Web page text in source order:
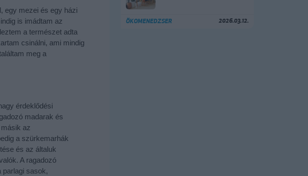
egy mezei és egy házi
is imádtam az
a természet adta
csinálni, ami mindig
meg a
érdeklődési
madarak és
az
a szürkemarhák
és az általuk
A ragadozó
parlagi sasok,
ÖKOMENEDZSER 2026.03.12.